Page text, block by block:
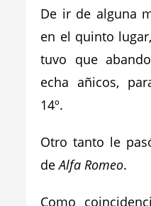
De ir de alguna
en el quinto
tuvo que
echa añicos,
14º.
Otro tanto le
deAlfa Romeo.
Como